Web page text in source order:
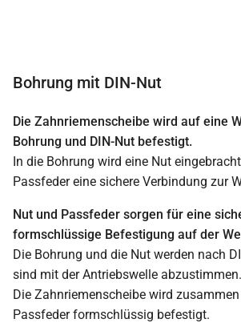
Bohrung mit DIN-Nut
Die Zahnriemenscheibe wird auf eine
Bohrung und DIN-Nut befestigt.
In die Bohrung wird eine Nut
Passfeder eine sichere Verbindung zur
Nut und Passfeder sorgen für eine
formschlüssige Befestigung auf der
Die Bohrung und die Nut werden nach
sind mit der Antriebswelle abzustimmen.
Die Zahnriemenscheibe wird
Passfeder formschlüssig befestigt.